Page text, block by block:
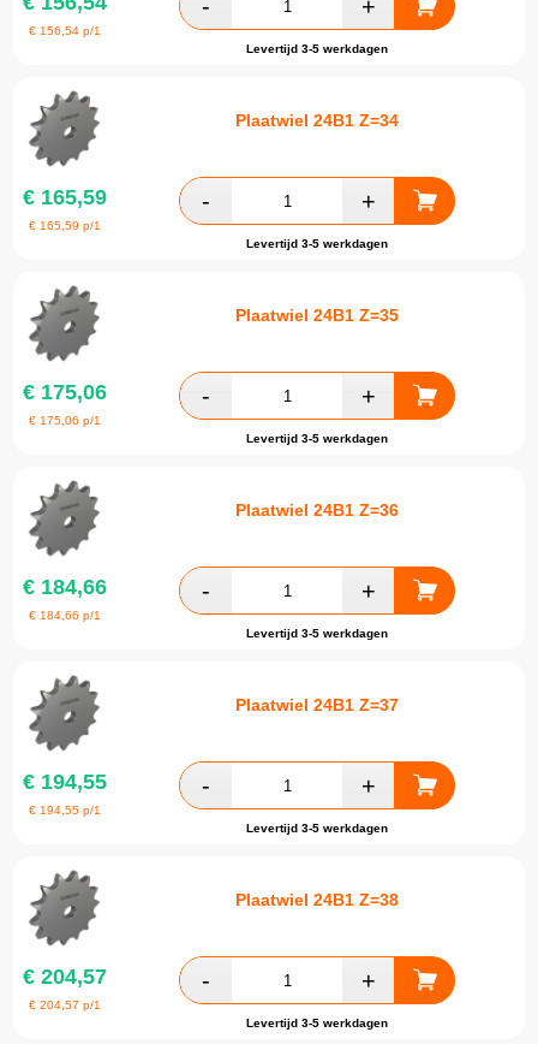
€ 156,54 p/1
Levertijd 3-5 werkdagen
Plaatwiel 24B1 Z=34
€ 165,59
€ 165,59 p/1
Levertijd 3-5 werkdagen
Plaatwiel 24B1 Z=35
€ 175,06
€ 175,06 p/1
Levertijd 3-5 werkdagen
Plaatwiel 24B1 Z=36
€ 184,66
€ 184,66 p/1
Levertijd 3-5 werkdagen
Plaatwiel 24B1 Z=37
€ 194,55
€ 194,55 p/1
Levertijd 3-5 werkdagen
Plaatwiel 24B1 Z=38
€ 204,57
€204,57 p/1
Levertijd 3-5 werkdagen